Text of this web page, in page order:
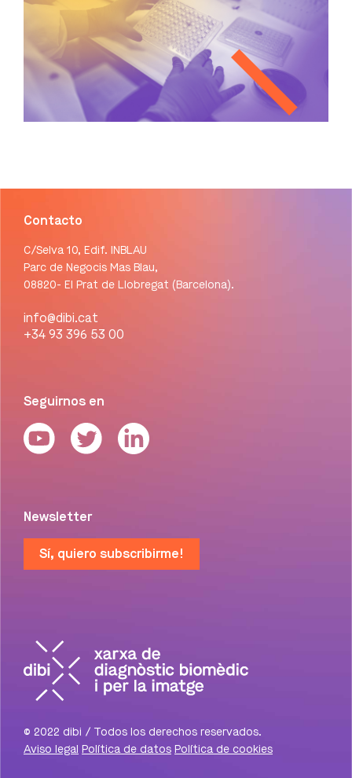
Contacto
C/Selva 10, Edif. INBLAU
Parc de Negocis Mas Blau,
08820- El Prat de Llobregat (Barcelona).
info@dibi.cat
+34 93 396 53 00
Seguirnos en
Newsletter
Sí, quiero subscribirme!
© 2022 dibi / Todos los derechos reservados.
Aviso legal Política de datos Política de cookies